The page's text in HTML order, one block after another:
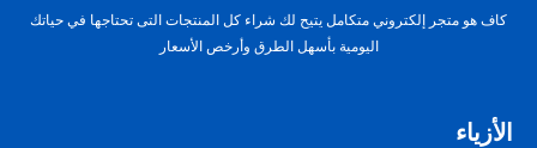
كاف هو متجر إلكتروني متكامل يتيح لك شراء كل المنتجات التى تحتاجها في حياتك
اليومية بأسهل الطرق وأرخص الأسعار
الأزياء